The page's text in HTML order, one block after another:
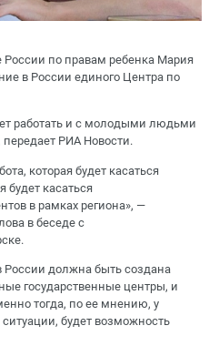
по правам ребенка Мария
в России единого Центра по
работать и с молодыми людьми
РИА Новости.
которая будет касаться
будет касаться
в рамках региона», —
в беседе с
России должна быть создана
государственные центры, и
тогда, по ее мнению, у
будет возможность